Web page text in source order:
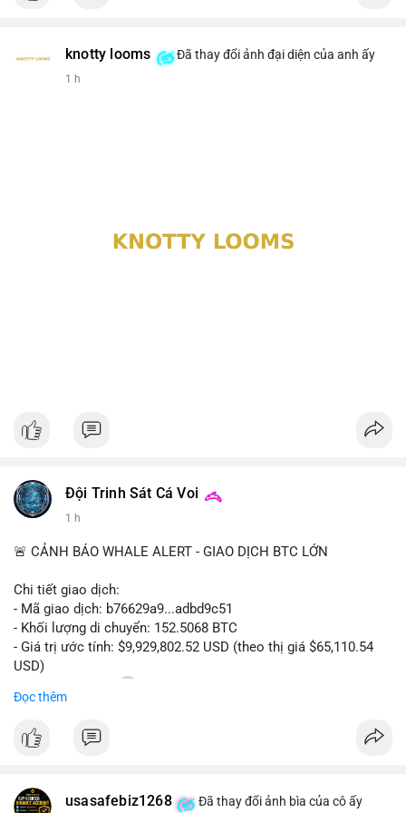
knotty looms Đã thay đổi ảnh đại diện của anh ấy
1 h
Đội Trinh Sát Cá Voi
1 h
🚨 CẢNH BÁO WHALE ALERT - GIAO DỊCH BTC LỚN
Chi tiết giao dịch:
- Mã giao dịch: b76629a9...adbd9c51
- Khối lượng di chuyển: 152.5068 BTC
- Giá trị ước tính: $9,929,802.52 USD (theo thị giá $65,110.54
USD)
- Thời gian: 17:20
Nhận định phân tích hành vi của Cá voi dựa trên giao dịch này:
Khối lượng 152.5 BTC trị giá gần 10 triệu USD được di chuyển
hiện tại, động thái này có thể là bước chuẩn bị cho việc bán ra
Đọc thêm
usasafebiz1268 Đã thay đổi ảnh bìa của cô ấy